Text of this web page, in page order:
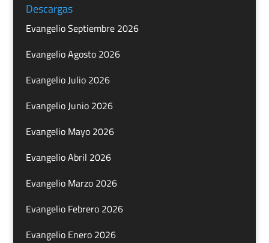
Descargas
Evangelio Septiembre 2026
Evangelio Agosto 2026
Evangelio Julio 2026
Evangelio Junio 2026
Evangelio Mayo 2026
Evangelio Abril 2026
Evangelio Marzo 2026
Evangelio Febrero 2026
Evangelio Enero 2026